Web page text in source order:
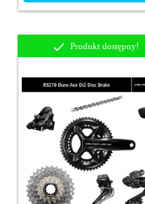
Produkt dostępny!